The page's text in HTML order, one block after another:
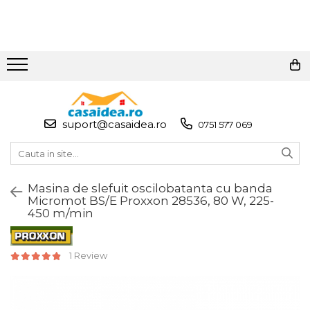
Adeziv Instant & Super Glue
Epoxidic
Banda Adeziva
Pasta de Lipit Universala
Blocator & Solutie Blocare
Suruburi
Banda Izolatoare
suport@casaidea.ro 0751 577 069
Masina de slefuit oscilobatanta cu banda
Micromot BS/E Proxxon 28536, 80 W, 225-
450 m/min
1 Review